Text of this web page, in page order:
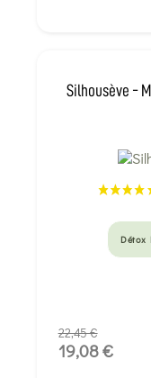
Silhousève -
Détox
22,45 €
19,08 €